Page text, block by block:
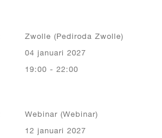
Zwolle (Pediroda Zwolle)
04 januari 2027
19:00 - 22:00
Webinar (Webinar)
12 januari 2027